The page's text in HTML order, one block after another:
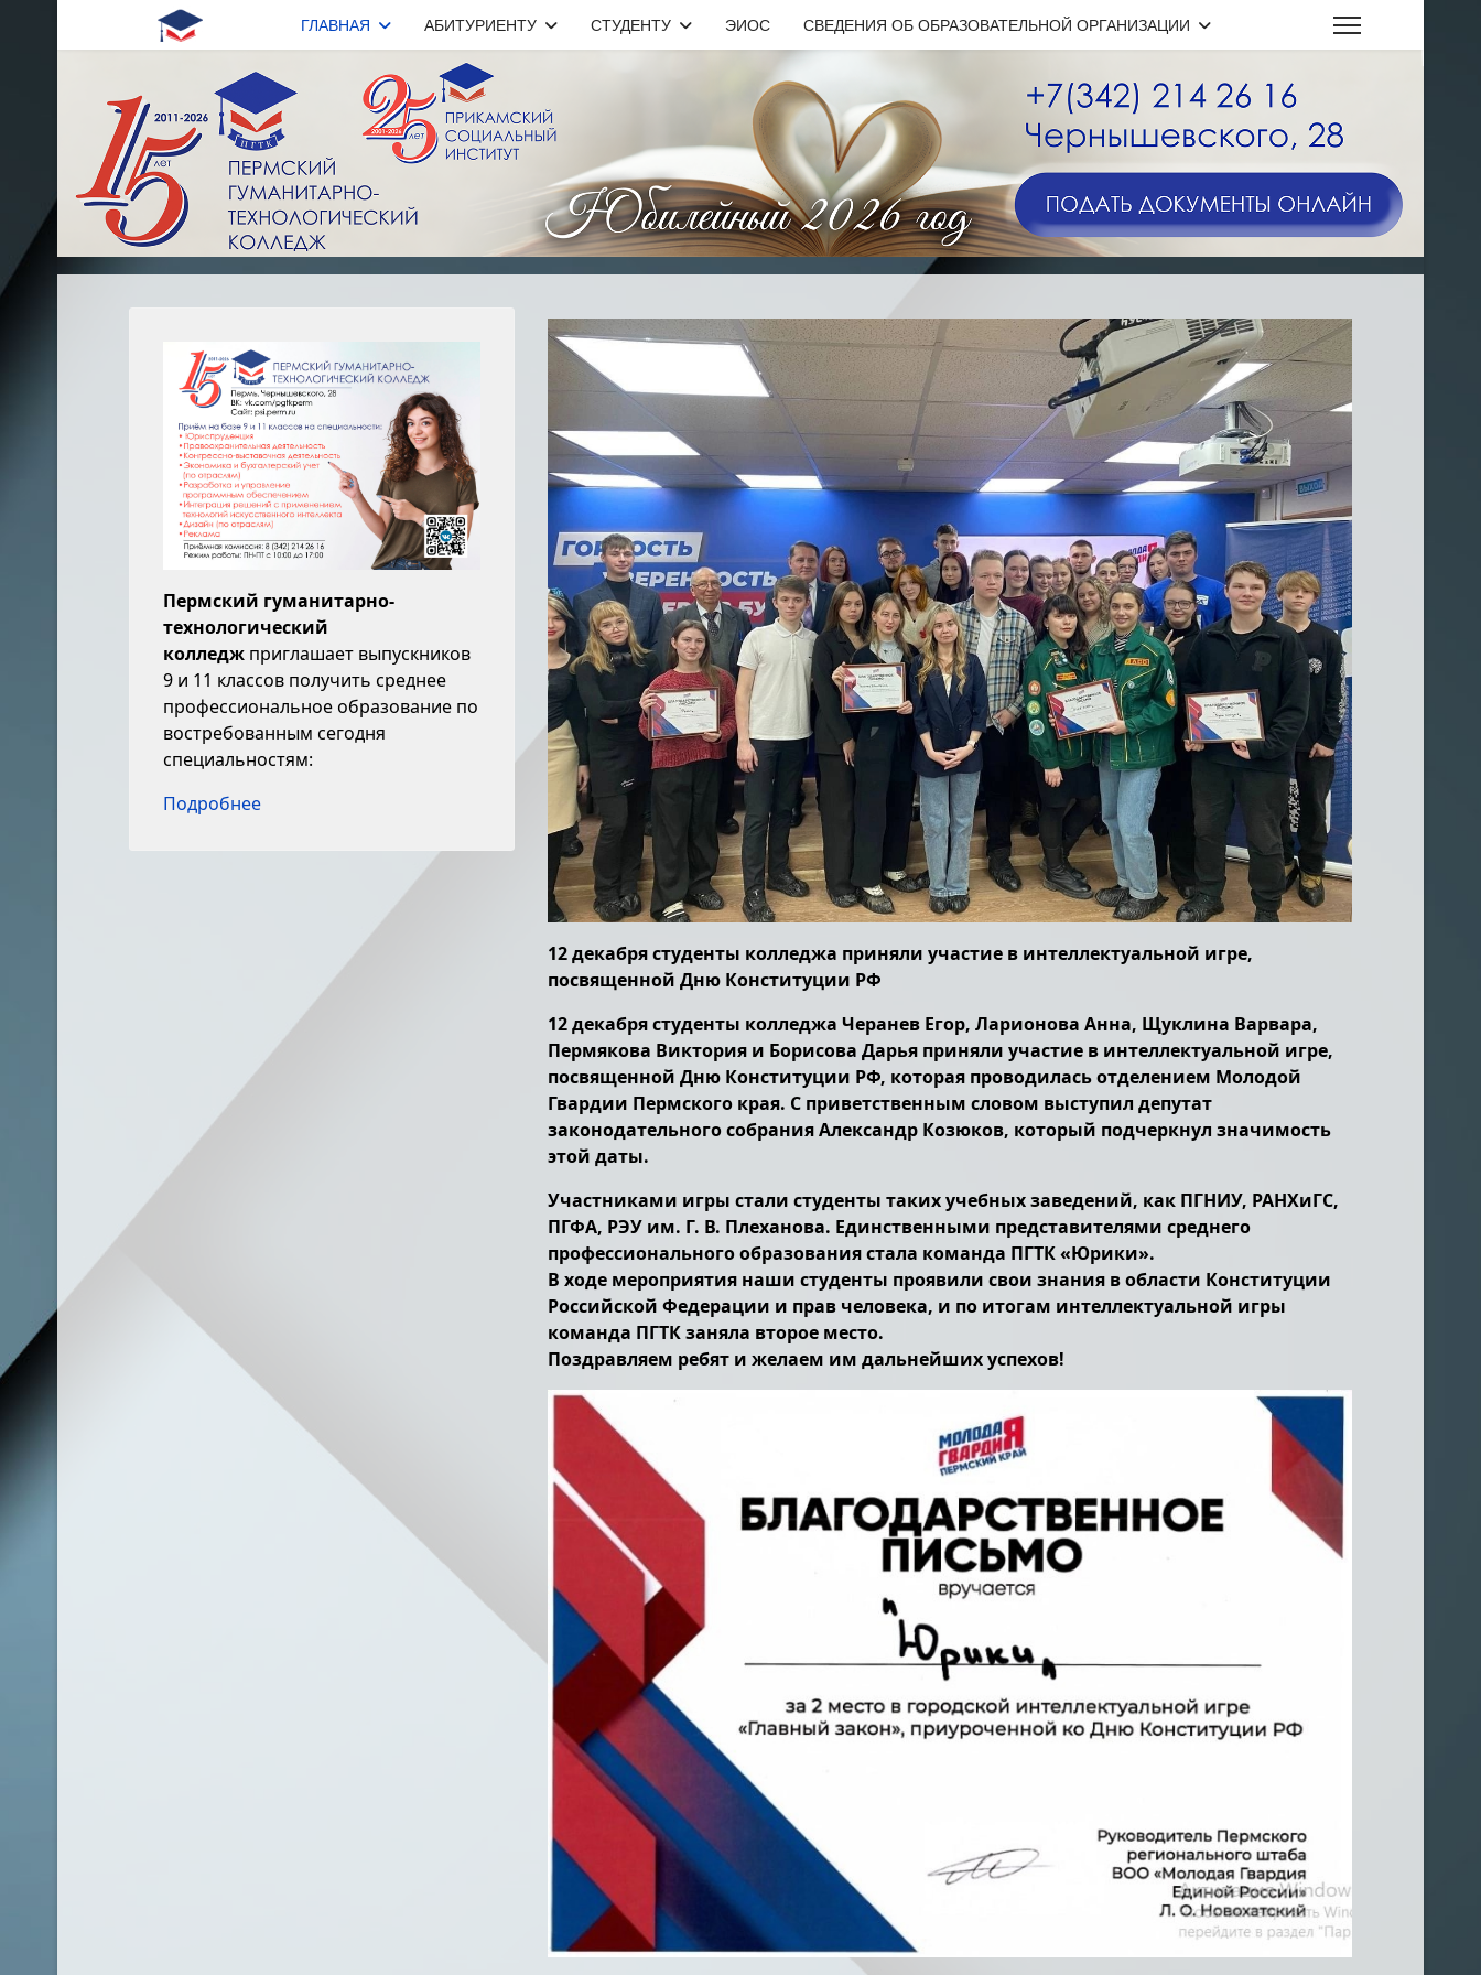
ГЛАВНАЯ АБИТУРИЕНТУ СТУДЕНТУ ЭИОС СВЕДЕНИЯ ОБ ОБРАЗОВАТЕЛЬНОЙ ОРГАНИЗАЦИИ
Пермский гуманитарно-
технологический
колледж приглашает выпускников
9 и 11 классов получить среднее
профессиональное образование по
востребованным сегодня
специальностям:
Подробнее
12 декабря студенты колледжа приняли участие в интеллектуальной игре,
посвященной Дню Конституции РФ
12 декабря студенты колледжа Черанев Егор, Ларионова Анна, Щуклина Варвара,
Пермякова Виктория и Борисова Дарья приняли участие в интеллектуальной игре,
посвященной Дню Конституции РФ, которая проводилась отделением Молодой
Гвардии Пермского края. С приветственным словом выступил депутат
законодательного собрания Александр Козюков, который подчеркнул значимость
этой даты.
Участниками игры стали студенты таких учебных заведений, как ПГНИУ, РАНХиГС,
ПГФА, РЭУ им. Г. В. Плеханова. Единственными представителями среднего
профессионального образования стала команда ПГТК «Юрики».
В ходе мероприятия наши студенты проявили свои знания в области Конституции
Российской Федерации и прав человека, и по итогам интеллектуальной игры
команда ПГТК заняла второе место.
Поздравляем ребят и желаем им дальнейших успехов!